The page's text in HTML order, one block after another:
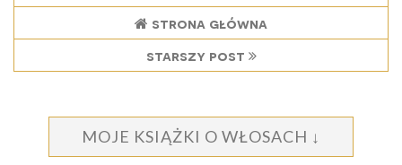
strona główna
starszy post
MOJE KSIĄŻKI O WŁOSACH ↓